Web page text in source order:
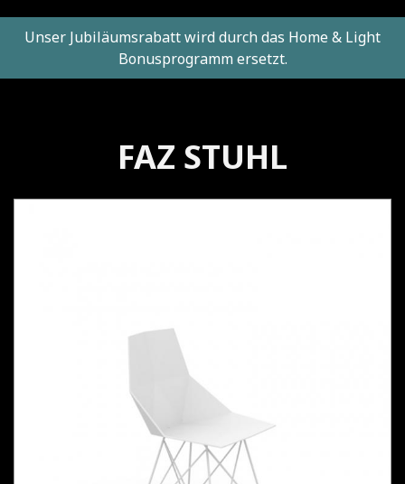
Unser Jubiläumsrabatt wird durch das Home & Light
Bonusprogramm ersetzt.
FAZ STUHL